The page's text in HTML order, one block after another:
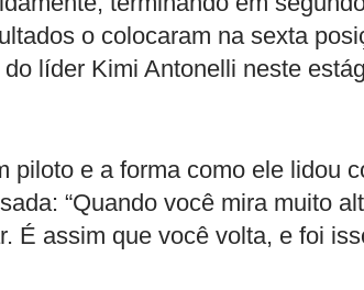
o colocaram na sexta
líder Kimi Antonelli neste
piloto e a forma como ele lidou
“Quando você mira muito
É assim que você volta, e foi